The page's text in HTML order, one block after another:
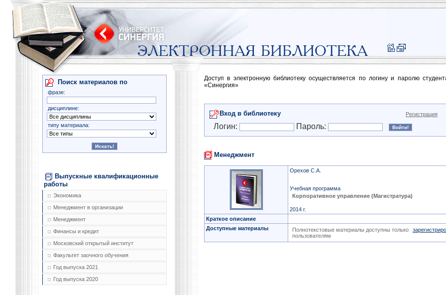
Поиск материалов по
фразе:
дисциплине:
типу материала:
Выпускные квалификационные
работы
Экономика
Менеджмент в организации
Менеджмент
Финансы и кредит
Московский открытый институт
Факультет заочного обучения
Год выпуска 2021
Год выпуска 2020
Доступ в электронную библиотеку осуществляется по логину и паролю
«Синергия»
Вход в библиотеку Регистрация
Логин: Пароль:
Менеджмент
Орехов С.А.
Учебная программа
Корпоративное управление (Магистратура)
2014 г.
Краткое описание
Доступные материалы
Полнотекстовые материалы доступны только
пользователям